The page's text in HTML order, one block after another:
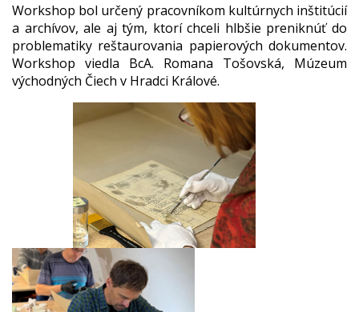
Workshop bol určený pracovníkom kultúrnych inštitúcií
a archívov, ale aj tým, ktorí chceli hlbšie preniknúť do
problematiky reštaurovania papierových dokumentov.
Workshop viedla BcA. Romana Tošovská, Múzeum
východných Čiech v Hradci Králové.